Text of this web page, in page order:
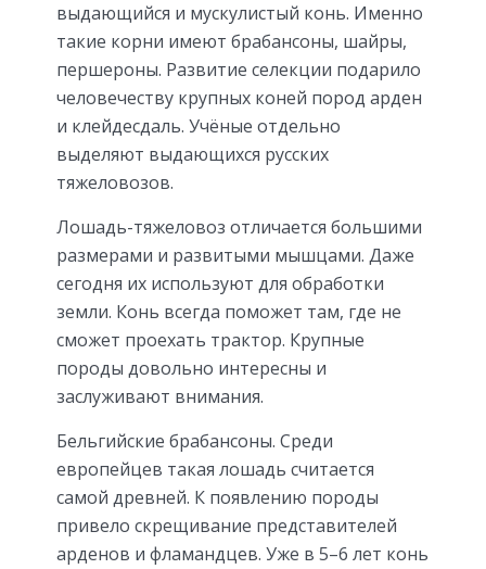
выдающийся и мускулистый конь. Именно
такие корни имеют брабансоны, шайры,
першероны. Развитие селекции подарило
человечеству крупных коней пород арден
и клейдесдаль. Учёные отдельно
выделяют выдающихся русских
тяжеловозов.
Лошадь-тяжеловоз отличается большими
размерами и развитыми мышцами. Даже
сегодня их используют для обработки
земли. Конь всегда поможет там, где не
сможет проехать трактор. Крупные
породы довольно интересны и
заслуживают внимания.
Бельгийские брабансоны. Среди
европейцев такая лошадь считается
самой древней. К появлению породы
привело скрещивание представителей
арденов и фламандцев. Уже в 5–6 лет конь